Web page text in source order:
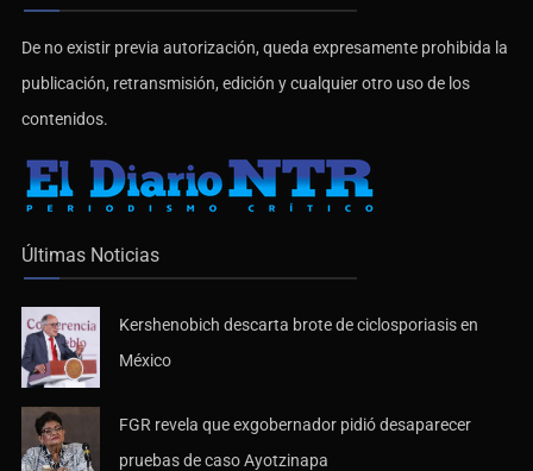
De no existir previa autorización, queda expresamente prohibida la
publicación, retransmisión, edición y cualquier otro uso de los
contenidos.
Últimas Noticias
Kershenobich descarta brote de ciclosporiasis en
México
FGR revela que exgobernador pidió desaparecer
pruebas de caso Ayotzinapa